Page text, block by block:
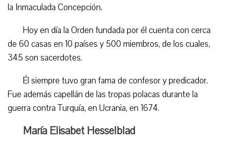
la Inmaculada Concepción.
Hoy en día la Orden fundada por él cuenta con cerca
de 60 casas en 10 países y 500 miembros, de los cuales,
345 son sacerdotes.
Él siempre tuvo gran fama de confesor y predicador.
Fue además capellán de las tropas polacas durante la
guerra contra Turquía, en Ucrania, en 1674.
María Elisabet Hesselblad